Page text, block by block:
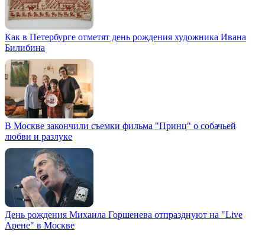
Как в Петербурге отметят день рождения художника Ивана
Билибина
В Москве закончили съемки фильма "Принц" о собачьей
любви и разлуке
День рождения Михаила Горшенева отпразднуют на "Live
Арене" в Москве